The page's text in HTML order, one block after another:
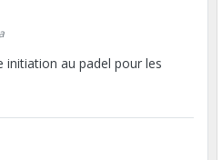
initiation au padel pour les